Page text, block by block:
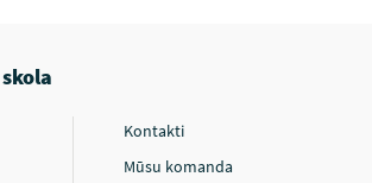
Kontakti
Mūsu komanda